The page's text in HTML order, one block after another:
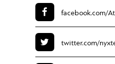
facebook.com/
twitter.com/